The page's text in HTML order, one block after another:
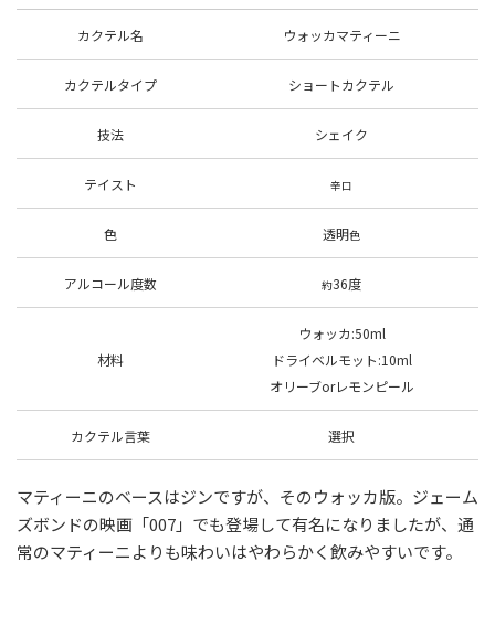
カクテル名 ウォッカマティーニ
カクテルタイプ ショートカクテル
技法 シェイク
テイスト 辛口
色 透明色
アルコール度数 約36度
材料
ウォッカ:50ml
ドライベルモット:10ml
オリーブorレモンピール
カクテル言葉 選択
マティーニのベースはジンですが、そのウォッカ版。ジェーム
ズボンドの映画「007」でも登場して有名になりましたが、通
常のマティーニよりも味わいはやわらかく飲みやすいです。